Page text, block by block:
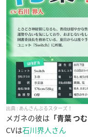
あんさんぶるスターズ！
メガネの彼は 「青葉 つ
CVは石川界人さん